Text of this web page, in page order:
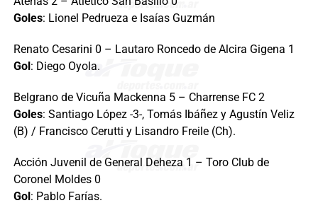
Goles: Lionel Pedrueza e Isaías Guzmán
Renato Cesarini 0 – Lautaro Roncedo de Alcira Gigena 1
Gol : Diego Oyola.
Belgrano de Vicuña Mackenna 5 – Charrense FC 2
Goles: Santiago López -3-, Tomás Ibáñez y Agustín Veliz
(B) / Francisco Cerutti y Lisandro Freile (Ch).
Acción Juvenil de General Deheza 1 – Toro Club de
Coronel Moldes 0
Gol : Pablo Farías.